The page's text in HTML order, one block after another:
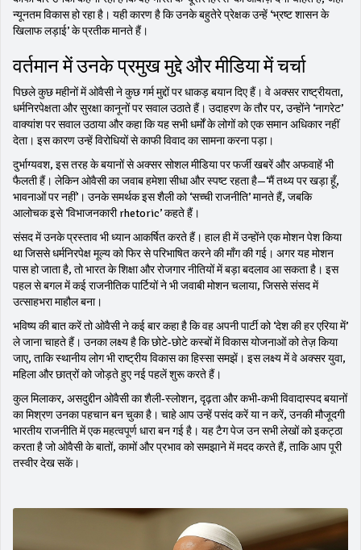
न्यूनतम विकास हो रहा है। यही कारण है कि उनके बहुतेरे प्रेक्षक उन्हें ‘भ्रष्ट शासन के
खिलाफ लड़ाई’ के प्रतीक मानते हैं।
वर्तमान में उनके प्रमुख मुद्दे और मीडिया में चर्चा
पिछले कुछ महीनों में ओवैसी ने कुछ गर्म मुद्दों पर धाकड़ बयान दिए हैं। वे अक्सर राष्ट्रीयता,
धर्मनिरपेक्षता और सुरक्षा कानूनों पर सवाल उठाते हैं। उदाहरण के तौर पर, उन्होंने ‘नागरेट’
वाक्यांश पर सवाल उठाया और कहा कि यह सभी धर्मों के लोगों को एक समान अधिकार नहीं
देता। इस कारण उन्हें विरोधियों से काफी विवाद का सामना करना पड़ा।
दुर्भाग्यवश, इस तरह के बयानों से अक्सर सोशल मीडिया पर फर्जी खबरें और अफवाहें भी
फैलती हैं। लेकिन ओवैसी का जवाब हमेशा सीधा और स्पष्ट रहता है—‘मैं तथ्य पर खड़ा हूँ,
भावनाओं पर नहीं’। उनके समर्थक इस शैली को ‘सच्ची राजनीति’ मानते हैं, जबकि
आलोचक इसे ‘विभाजनकारी rhetoric’ कहते हैं।
संसद में उनके प्रस्ताव भी ध्यान आकर्षित करते हैं। हाल ही में उन्होंने एक मोशन पेश किया
था जिससे धर्मनिरपेक्ष मूल्य को फिर से परिभाषित करने की माँग की गई। अगर यह मोशन
पास हो जाता है, तो भारत के शिक्षा और रोजगार नीतियों में बड़ा बदलाव आ सकता है। इस
पहल से बगल में कई राजनीतिक पार्टियों ने भी जवाबी मोशन चलाया, जिससे संसद में
उत्साहभरा माहौल बना।
भविष्य की बात करें तो ओवैसी ने कई बार कहा है कि वह अपनी पार्टी को ‘देश की हर एरिया में’
ले जाना चाहते हैं। उनका लक्ष्य है कि छोटे‑छोटे कस्बों में विकास योजनाओं को तेज़ किया
जाए, ताकि स्थानीय लोग भी राष्ट्रीय विकास का हिस्सा समझें। इस लक्ष्य में वे अक्सर युवा,
महिला और छात्रों को जोड़ते हुए नई पहलें शुरू करते हैं।
कुल मिलाकर, असदुद्दीन ओवैसी का शैली‑स्लोशन, दृढ़ता और कभी‑कभी विवादास्पद बयानों
का मिश्रण उनका पहचान बन चुका है। चाहे आप उन्हें पसंद करें या न करें, उनकी मौजूदगी
भारतीय राजनीति में एक महत्वपूर्ण धारा बन गई है। यह टैग पेज उन सभी लेखों को इकट्ठा
करता है जो ओवैसी के बातों, कामों और प्रभाव को समझाने में मदद करते हैं, ताकि आप पूरी
तस्वीर देख सकें।